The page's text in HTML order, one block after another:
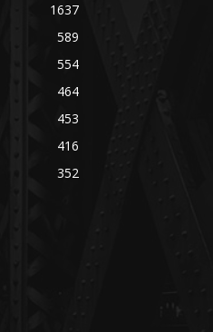
1637
589
554
464
453
416
352